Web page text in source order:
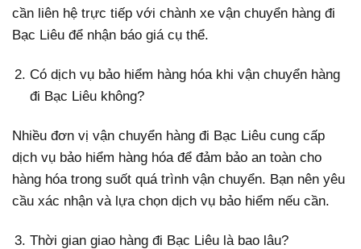
cần liên hệ trực tiếp với chành xe vận chuyển hàng đi
Bạc Liêu để nhận báo giá cụ thể.
Có dịch vụ bảo hiểm hàng hóa khi vận chuyển hàng
đi Bạc Liêu không?
Nhiều đơn vị vận chuyển hàng đi Bạc Liêu cung cấp
dịch vụ bảo hiểm hàng hóa để đảm bảo an toàn cho
hàng hóa trong suốt quá trình vận chuyển. Bạn nên yêu
cầu xác nhận và lựa chọn dịch vụ bảo hiểm nếu cần.
Thời gian giao hàng đi Bạc Liêu là bao lâu?